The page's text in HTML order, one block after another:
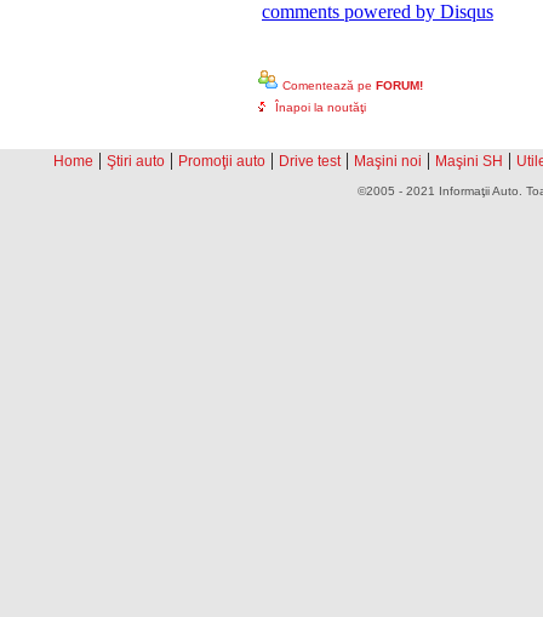
comments powered by Disqus
Comentează pe FORUM!
Înapoi la noutăţi
Home | Ştiri auto | Promoţii auto | Drive test | Maşini noi | Maşini SH |
©2005 - 2021 Informaţii Auto.